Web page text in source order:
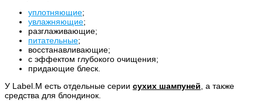
уплотняющие;
увлажняющие;
разглаживающие;
питательные;
восстанавливающие;
с эффектом глубокого очищения;
придающие блеск.
У Label.M есть отдельные серии сухих шампуней , а также
средства для блондинок.